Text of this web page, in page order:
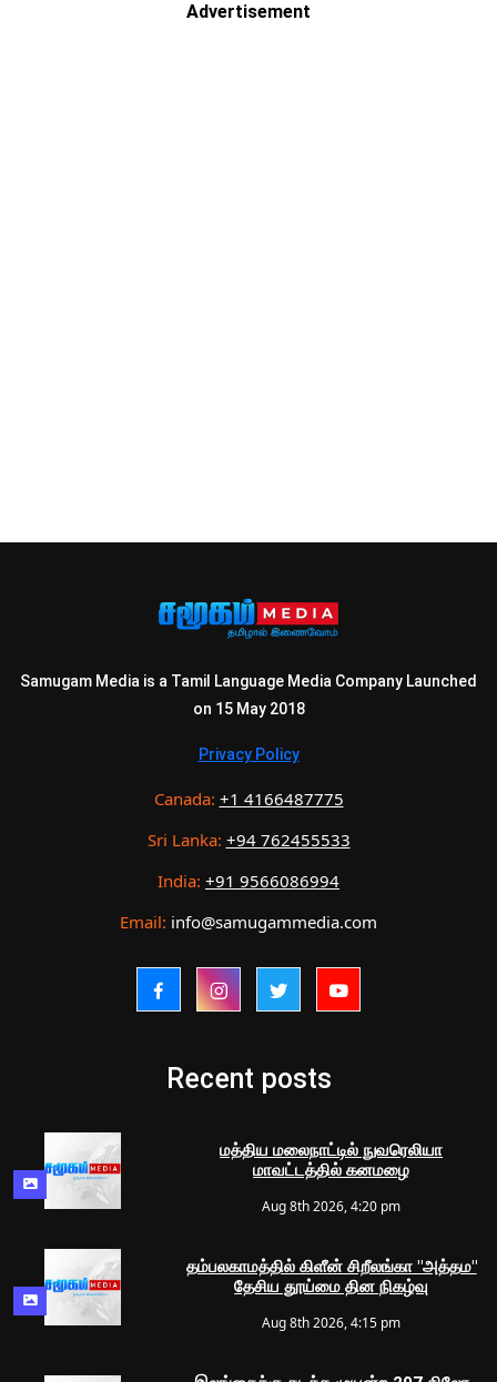
Advertisement
Samugam Media is a Tamil Language Media Company Launched
on 15 May 2018
Privacy Policy
Canada: +1 4166487775
Sri Lanka: +94 762455533
India: +91 9566086994
Email: info@samugammedia.com
Recent posts
மத்திய மலைநாட்டில் நுவரெலியா
மாவட்டத்தில் கனமழை
Aug 8th 2026, 4:20 pm
தம்பலகாமத்தில் கிளீன் சிறீலங்கா "அத்தம"
தேசிய தூய்மை தின நிகழ்வு
Aug 8th 2026, 4:15 pm